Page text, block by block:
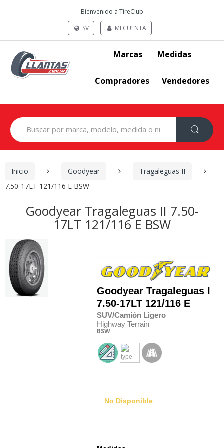
Bienvenido a TireClub
SV
MI CUENTA
Marcas Medidas
Compradores Vendedores
Search
for:
Inicio Goodyear
Tragaleguas II
7.50-17LT 121/116 E BSW
Goodyear Tragaleguas II 7.50-
17LT 121/116 E BSW
Goodyear Tragaleguas II
7.50-17LT 121/116 E
SUV/Camión Ligero
Highway Terrain
BSW
No Disponible